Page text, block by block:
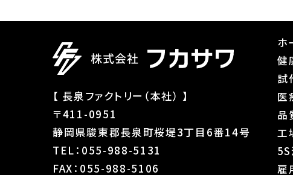
【 長泉ファクトリー（本社） 】
〒411-0951
静岡県駿東郡長泉町桜堤3丁目6番14号
TEL：055-988-5131
FAX：055-988-5106
ホ
健
試
医
品
工
雇